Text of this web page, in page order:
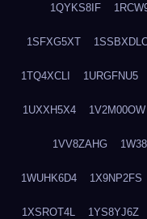
1QYKS8IF
1SFXG5XT
1TQ4XCLI 1URGFNU5
1UXXH5X4 1V2M00OW
1VV8ZAHG
1WUHK6D4 1X9NP2FS
1XSROT4L 1YS8YJ6Z